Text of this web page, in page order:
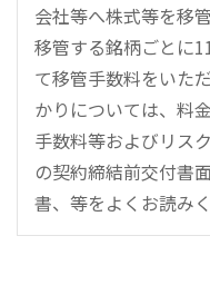
会社等へ株式等を移
移管する銘柄ごとに
て移管手数料をいた
かりについては、料
手数料等およびリス
の契約締結前交付書
書、等をよくお読み